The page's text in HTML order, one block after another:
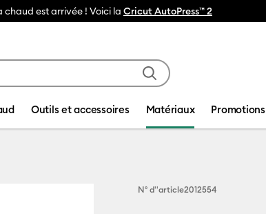
Outils et accessoires Matériaux Promotions
N° d''article2012554